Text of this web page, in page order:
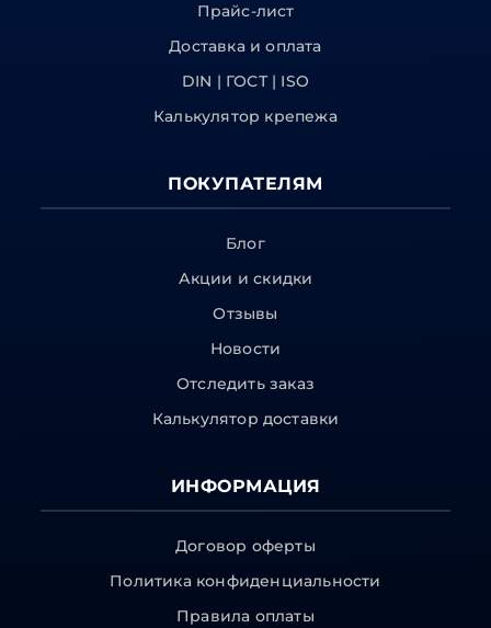
Прайс-лист
Доставка и оплата
DIN | ГОСТ | ISO
Калькулятор крепежа
ПОКУПАТЕЛЯМ
Блог
Акции и скидки
Отзывы
Новости
Отследить заказ
Калькулятор доставки
ИНФОРМАЦИЯ
Договор оферты
Политика конфиденциальности
Правила оплаты